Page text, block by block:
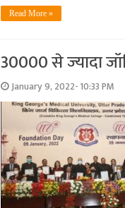
Read More »
30000 से ज्‍यादा
January 9, 2022- 10:33 PM